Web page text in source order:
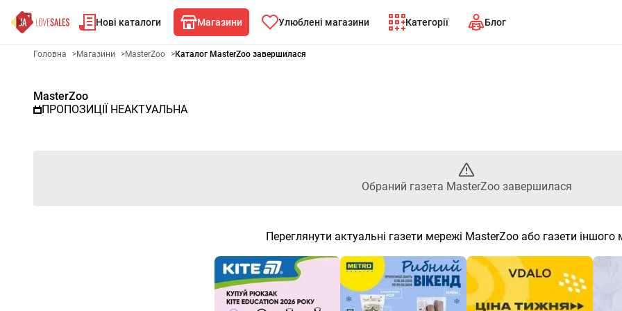
Нові каталоги Магазини Улюблені магазини Категорії Блог
Рекламна газета MasterZoo - Обраний газета MasterZoo
Головна >Магазини >MasterZoo >Каталог MasterZoo завершилася
MasterZoo
ПРОПОЗИЦІЇ НЕАКТУАЛЬНА
Обраний газета MasterZoo завершилася
Переглянути актуальні газети мережі MasterZoo або газети іншого